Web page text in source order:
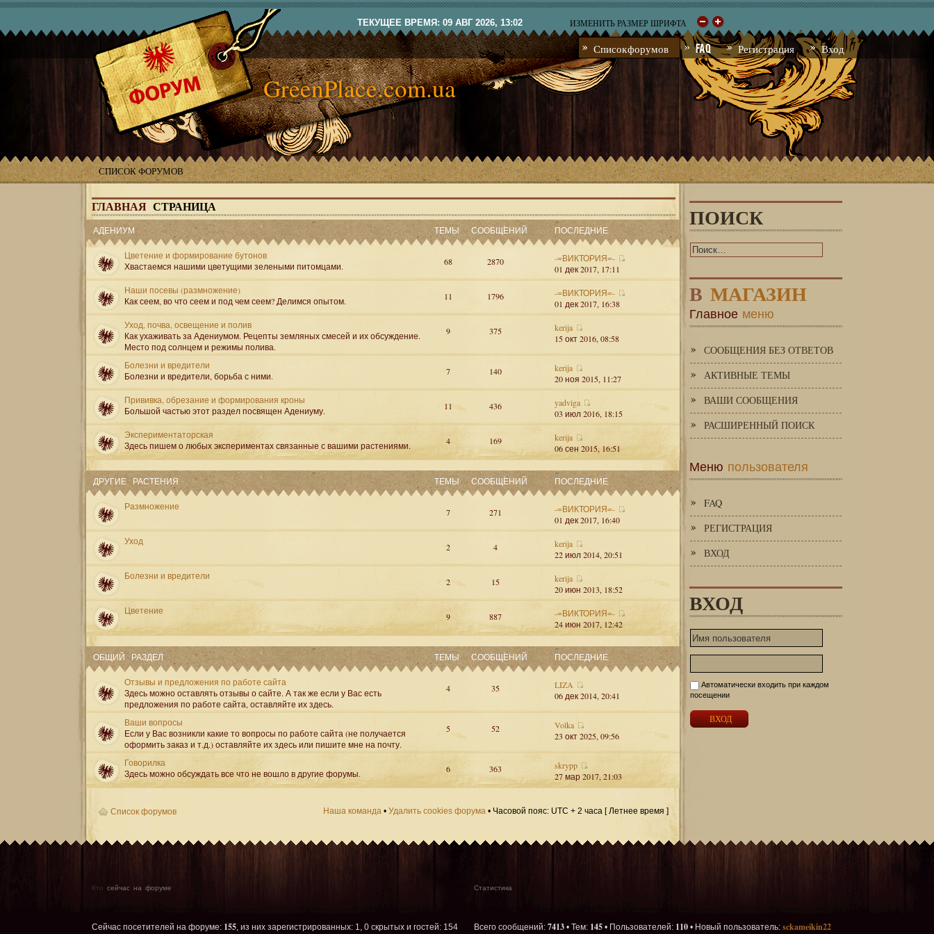
ТЕКУЩЕЕ ВРЕМЯ: 09 АВГ 2026, 13:02 ИЗМЕНИТЬ РАЗМЕР ШРИФТА
Список форумов FAQ Регистрация Вход
GreenPlace.com.ua
СПИСОК ФОРУМОВ
ГЛАВНАЯ СТРАНИЦА
АДЕНИУМ ТЕМЫ СООБЩЕНИЙ ПОСЛЕДНИЕ
Цветение и формирование бутонов
Хвастаемся нашими цветущими зелеными питомцами.
68 2870
-=ВИКТОРИЯ=-
01 дек 2017, 17:11
Наши посевы (размножение)
Как сеем, во что сеем и под чем сеем? Делимся опытом.
11 1796
-=ВИКТОРИЯ=-
01 дек 2017, 16:38
Уход, почва, освещение и полив
Как ухаживать за Адениумом. Рецепты земляных смесей и их обсуждение.
Место под солнцем и режимы полива.
9 375
kerija
15 окт 2016, 08:58
Болезни и вредители
Болезни и вредители, борьба с ними.
7 140
kerija
20 ноя 2015, 11:27
Прививка, обрезание и формирования кроны
Большой частью этот раздел посвящен Адениуму.
11 436
yadviga
03 июл 2016, 18:15
Экспериментаторская
Здесь пишем о любых экспериментах связанные с вашими растениями.
4 169
kerija
06 сен 2015, 16:51
ДРУГИЕ РАСТЕНИЯ ТЕМЫ СООБЩЕНИЙ ПОСЛЕДНИЕ
Размножение
7 271
-=ВИКТОРИЯ=-
01 дек 2017, 16:40
Уход
2 4
kerija
22 июл 2014, 20:51
Болезни и вредители
2 15
kerija
20 июн 2013, 18:52
Цветение
9 887
-=ВИКТОРИЯ=-
24 июн 2017, 12:42
ОБЩИЙ РАЗДЕЛ ТЕМЫ СООБЩЕНИЙ ПОСЛЕДНИЕ
Отзывы и предложения по работе сайта
Здесь можно оставлять отзывы о сайте. А так же если у Вас есть
предложения по работе сайта, оставляйте их здесь.
4 35
LIZA
06 дек 2014, 20:41
Ваши вопросы
Если у Вас возникли какие то вопросы по работе сайта (не получается
оформить заказ и т.д.) оставляйте их здесь или пишите мне на почту.
5 52
Volka
23 окт 2025, 09:56
Говорилка
Здесь можно обсуждать все что не вошло в другие форумы.
6 363
skrypp
27 мар 2017, 21:03
Список форумов Наша команда • Удалить cookies форума • Часовой пояс: UTC + 2 часа [ Летнее время ]
ПОИСК
В МАГАЗИН
Главное меню
СООБЩЕНИЯ БЕЗ ОТВЕТОВ
АКТИВНЫЕ ТЕМЫ
ВАШИ СООБЩЕНИЯ
РАСШИРЕННЫЙ ПОИСК
Меню пользователя
FAQ
РЕГИСТРАЦИЯ
ВХОД
ВХОД
Автоматически входить при каждом
посещении
Кто сейчас на форуме
Сейчас посетителей на форуме: 155, из них зарегистрированных: 1, 0 скрытых и гостей: 154
Статистика
Всего сообщений: 7413 • Тем: 145 • Пользователей: 110 • Новый пользователь: sckameikin22